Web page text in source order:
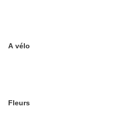
A vélo
Fleurs